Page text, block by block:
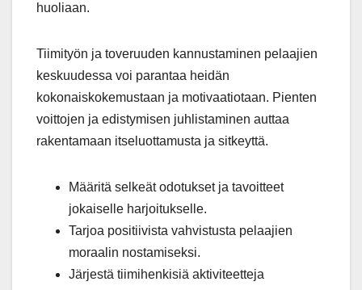
huoliaan.
Tiimityön ja toveruuden kannustaminen pelaajien
keskuudessa voi parantaa heidän
kokonaiskokemustaan ja motivaatiotaan. Pienten
voittojen ja edistymisen juhlistaminen auttaa
rakentamaan itseluottamusta ja sitkeyttä.
Määritä selkeät odotukset ja tavoitteet
jokaiselle harjoitukselle.
Tarjoa positiivista vahvistusta pelaajien
moraalin nostamiseksi.
Järjestä tiimihenkisiä aktiviteetteja